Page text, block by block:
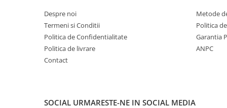
Despre noi
Termeni si Conditii
Politica de Confidentialitate
Politica de livrare
Contact
Metode
Politica
Garantia
ANPC
SOCIAL URMARESTE-NE IN SOCIAL MEDIA